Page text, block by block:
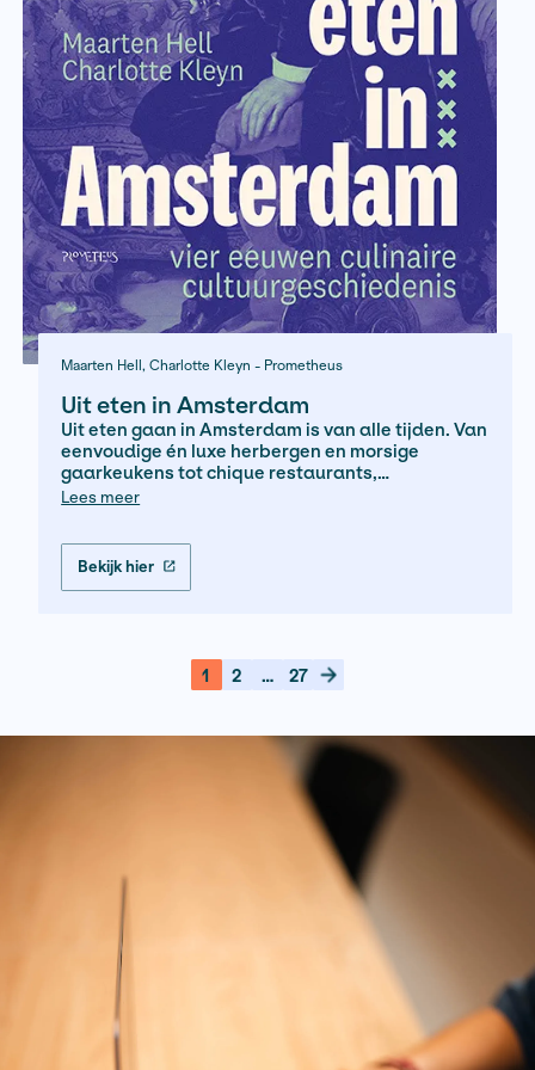
Thijs Broekkamp - Overamstel Uitgevers
Land van de Kirgiezen
Hoe een nieuwe generatie in Kirgistan
zoekt tussen revoluties, tradities en de
van verandering.